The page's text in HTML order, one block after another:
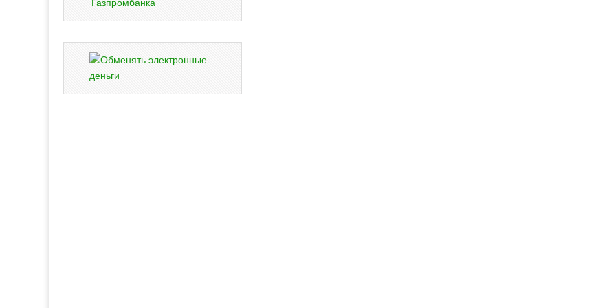
Газпромбанка